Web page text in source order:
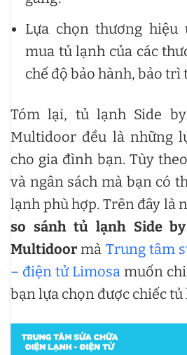
Lựa chọn thương
mua tủ lạnh của các
chế độ bảo hành, bảo trì
Tóm lại, tủ lạnh Side
Multidoor đều là những
cho gia đình bạn. Tùy
và ngân sách mà bạn có
lạnh phù hợp. Trên đây là
so sánh tủ lạnh Side
Multidoor mà Trung tâm
– điện tử Limosa muốn
bạn lựa chọn được chiếc tủ